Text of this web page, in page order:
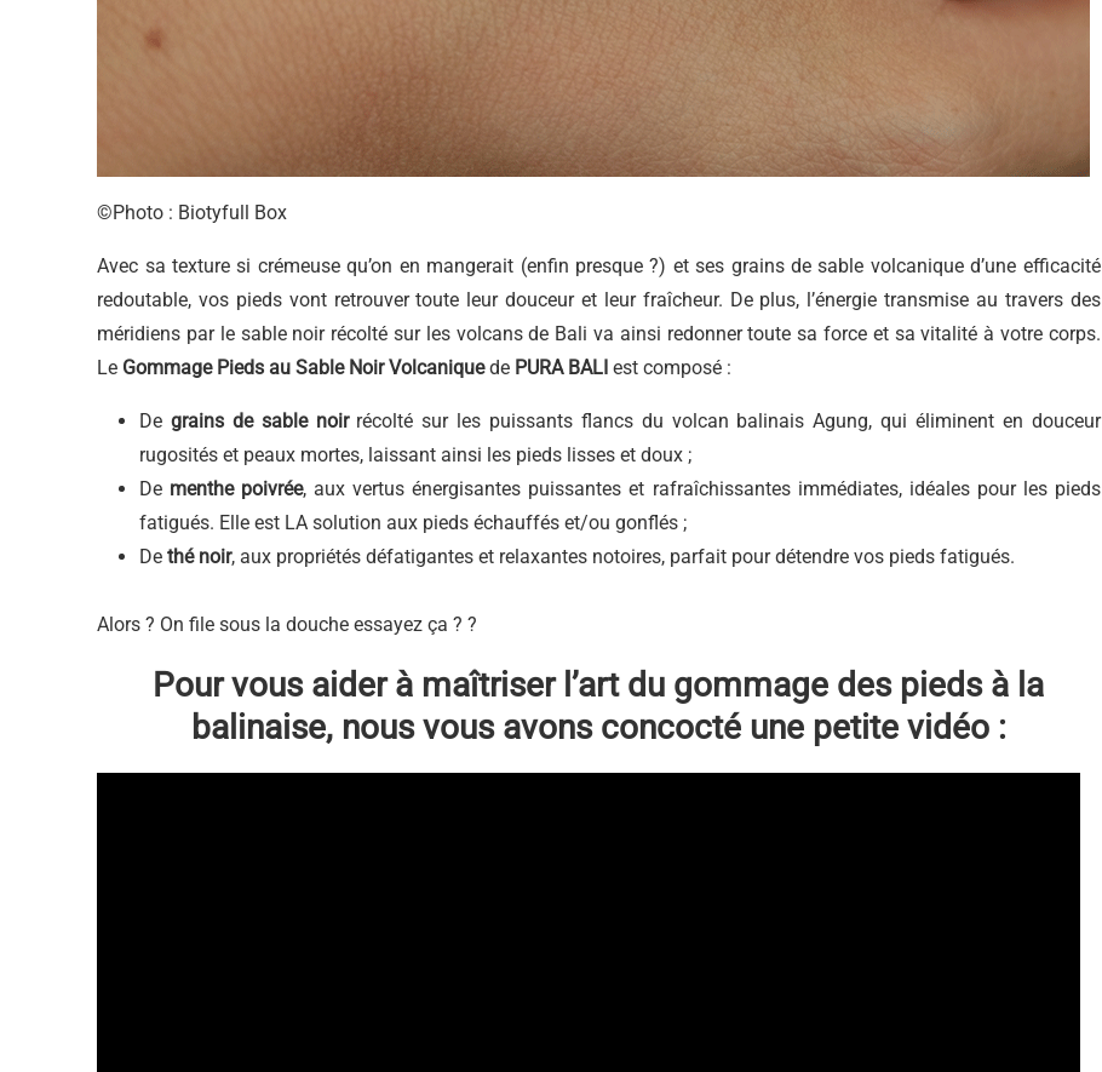
©Photo : Biotyfull Box
Avec sa texture si crémeuse qu’on en mangerait (enfin presque ?) et ses grains de sable volcanique d’une efficacité
redoutable, vos pieds vont retrouver toute leur douceur et leur fraîcheur. De plus, l’énergie transmise au travers des
méridiens par le sable noir récolté sur les volcans de Bali va ainsi redonner toute sa force et sa vitalité à votre corps.
Le Gommage Pieds au Sable Noir Volcaniquede PURA BALI est composé :
Degrains de sable noirrécolté sur les puissants flancs du volcan balinais Agung, qui éliminent en douceur
rugosités et peaux mortes, laissant ainsi les pieds lisses et doux ;
De menthe poivrée, aux vertus énergisantes puissantes et rafraîchissantes immédiates, idéales pour les pieds
fatigués. Elle est LA solution aux pieds échauffés et/ou gonflés ;
Dethé noir, aux propriétés défatigantes et relaxantes notoires, parfait pour détendre vos pieds fatigués.
Alors ? On file sous la douche essayez ça ? ?
Pour vous aider à maîtriser l’art du gommage des pieds à la
balinaise, nous vous avons concocté une petite vidéo :